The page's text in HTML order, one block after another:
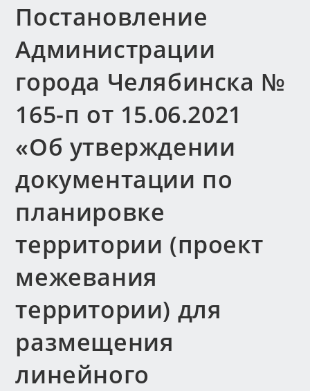
Постановление
Администрации
города Челябинска №
165-п от 15.06.2021
«Об утверждении
документации по
планировке
территории (проект
межевания
территории) для
размещения
линейного